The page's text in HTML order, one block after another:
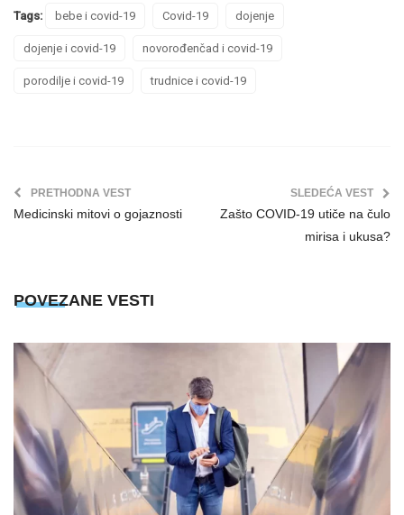
Tags: bebe i covid-19 Covid-19 dojenje
dojenje i covid-19 novorođenčad i covid-19
porodilje i covid-19 trudnice i covid-19
PRETHODNA VEST
Medicinski mitovi o gojaznosti
SLEDEĆA VEST
Zašto COVID-19 utiče na čulo
mirisa i ukusa?
POVEZANE VESTI